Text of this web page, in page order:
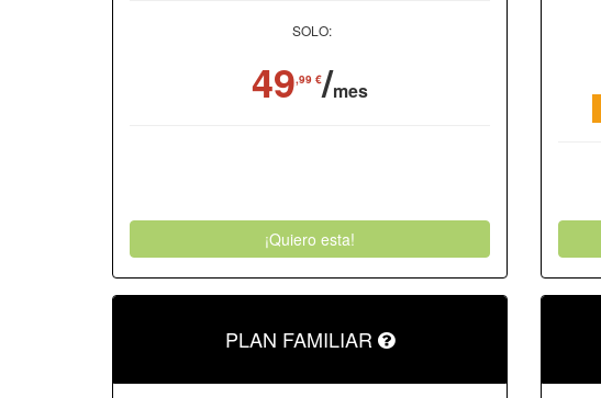
SOLO:
49,99 €/mes
¡Quiero esta!
PLAN FAMILIAR